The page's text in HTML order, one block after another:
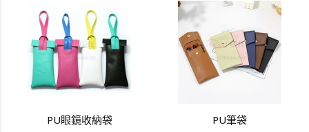
PU眼鏡收納袋 PU筆袋